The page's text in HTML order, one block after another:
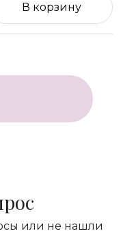
В корзину
или не нашли